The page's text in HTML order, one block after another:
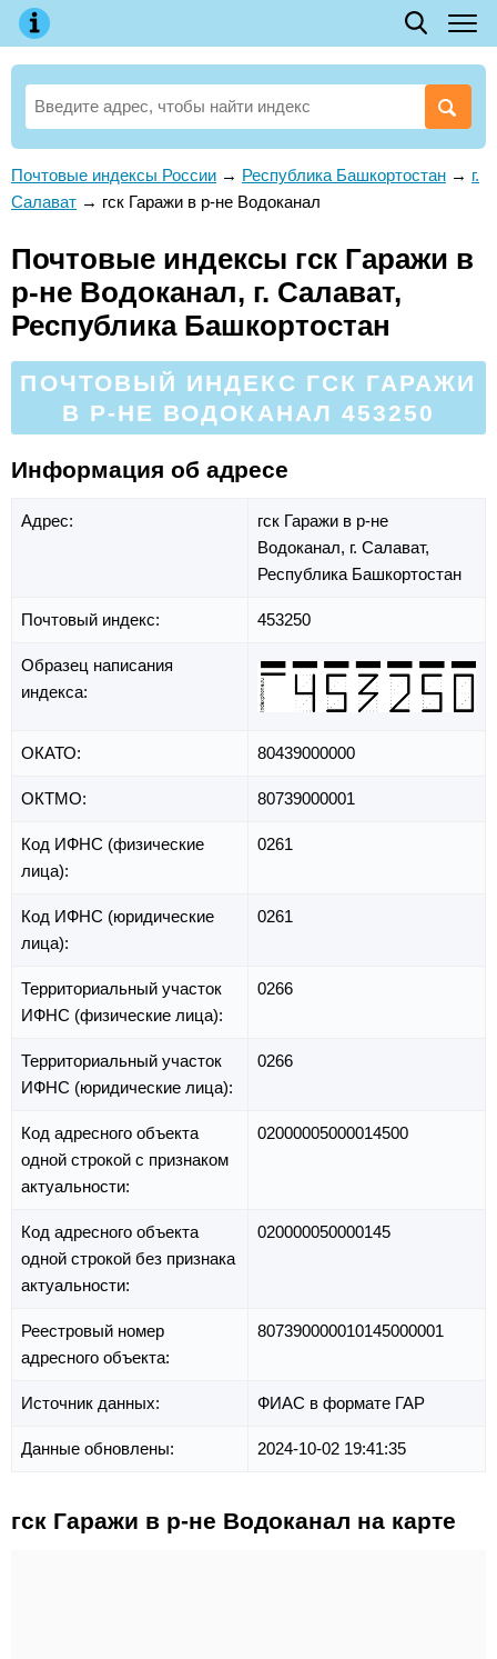
Почтовые индексы России → Республика Башкортостан → г.
Салават → гск Гаражи в р-не Водоканал
Почтовые индексы гск Гаражи в
р-не Водоканал, г. Салават,
Республика Башкортостан
ПОЧТОВЫЙ ИНДЕКС ГСК ГАРАЖИ
В Р-НЕ ВОДОКАНАЛ 453250
Информация об адресе
Адрес:
гск Гаражи в р-не
Водоканал, г. Салават,
Республика Башкортостан
Почтовый индекс: 453250
Образец написания
индекса:
ОКАТО: 80439000000
ОКТМО: 80739000001
Код ИФНС (физические
лица):
0261
Код ИФНС (юридические
лица):
0261
Территориальный участок
ИФНС (физические лица):
0266
Территориальный участок
ИФНС (юридические лица):
0266
Код адресного объекта
одной строкой с признаком
актуальности:
02000005000014500
Код адресного объекта
одной строкой без признака
актуальности:
020000050000145
Реестровый номер
адресного объекта:
807390000010145000001
Источник данных: ФИАС в формате ГАР
Данные обновлены: 2024-10-02 19:41:35
гск Гаражи в р-не Водоканал на карте